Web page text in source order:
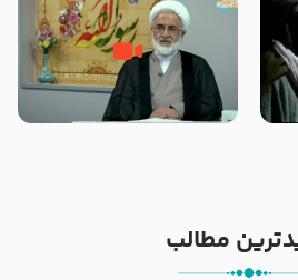
از
مادر داعش – حجت الاسلام جباری
مطالب